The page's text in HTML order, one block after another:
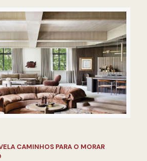
CAMINHOS PARA O MORAR